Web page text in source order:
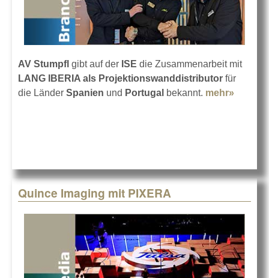
AV Stumpfl gibt auf der ISE die Zusammenarbeit mit
LANG IBERIA als Projektionswanddistributor für
die Länder Spanien und Portugal bekannt. mehr»
Quince Imaging mit PIXERA